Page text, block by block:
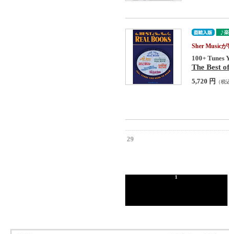
Sher Music
100+ Tunes
The Best
5,720 円 （税
29
1